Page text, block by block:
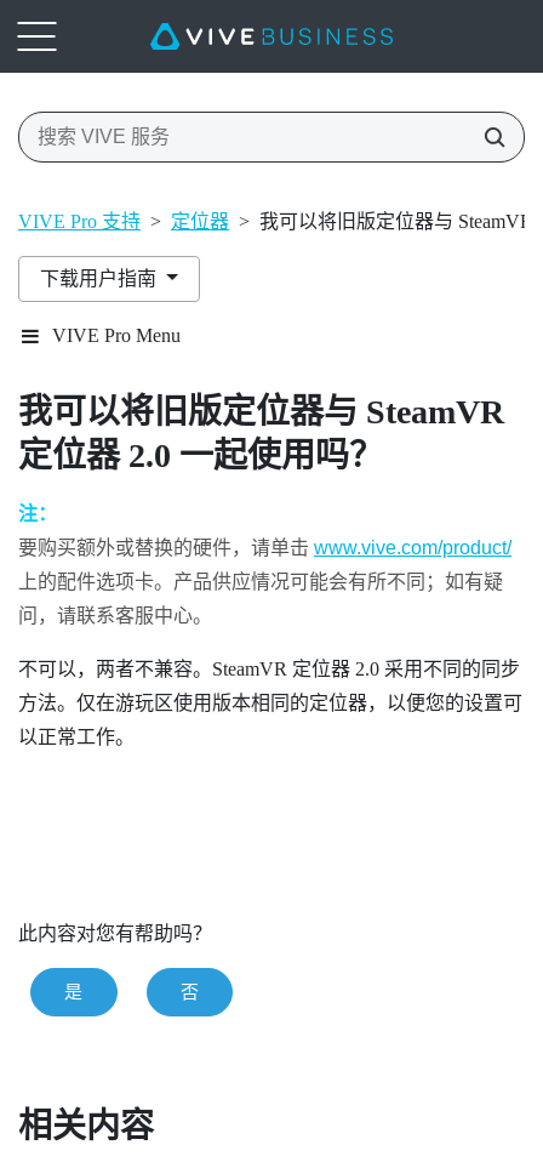
VIVE Pro 支持 > 定位器 > 我可以将旧版定位器与 SteamVR
下载用户指南
VIVE Pro Menu
我可以将旧版定位器与 SteamVR
定位器 2.0 一起使用吗？
注：
要购买额外或替换的硬件，请单击 www.vive.com/product/
上的配件选项卡。产品供应情况可能会有所不同；如有疑
问，请联系客服中心。
不可以，两者不兼容。 SteamVR 定位器 2.0 采用不同的同步
方法。仅在游玩区使用版本相同的定位器，以便您的设置可
以正常工作。
此内容对您有帮助吗？
是 否
相关内容